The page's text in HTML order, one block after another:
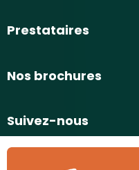
Prestataires
Nos brochures
Suivez-nous